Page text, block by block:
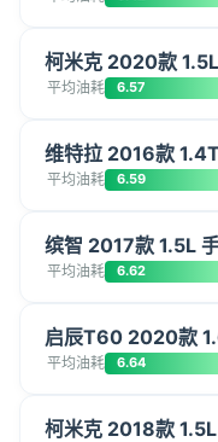
柯米克 2020款
平均油耗 6.57
维特拉 2016款
平均油耗 6.59
缤智 2017款 1.5L
平均油耗 6.62
启辰T60 2020款
平均油耗 6.64
柯米克 2018款